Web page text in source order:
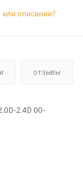
описании?
ОТЗЫВЫ
2.4D 00-